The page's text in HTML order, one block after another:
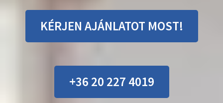
KÉRJEN AJÁNLATOT MOST!
+36 20 227 4019